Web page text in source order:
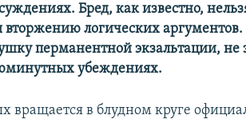
Бред, как известно,
вторжению логических
перманентной экзальтации, не
убеждениях.
вращается в блудном круге